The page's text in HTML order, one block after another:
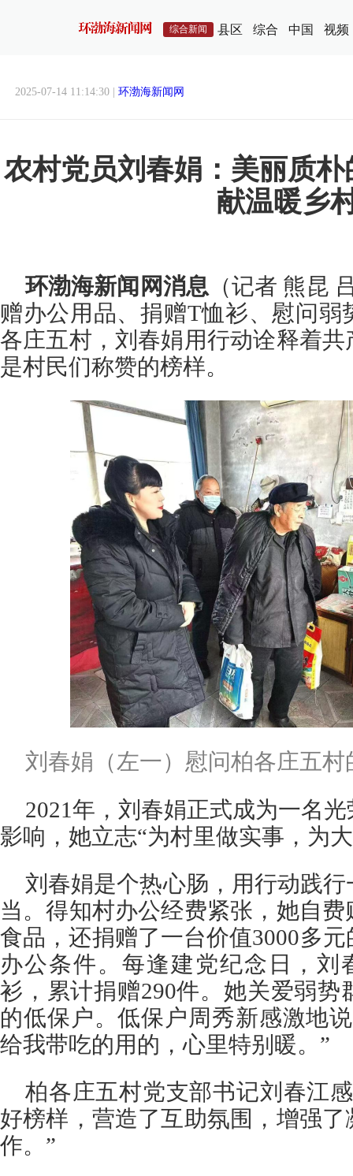
综合新闻 县区 综合 中国 视频
2025-07-14 11:14:30 | 环渤海新闻网
农村党员刘春娟：美丽质
献温暖乡
环渤海新闻网消息 （记者 熊昆
赠办公用品、捐赠T恤衫、慰问
各庄五村，刘春娟用行动诠释着
是村民们称赞的榜样。
刘春娟（左一）慰问柏各庄五村
2021年，刘春娟正式成为一名
影响，她立志“为村里做实事，为
刘春娟是个热心肠，用行动践
当。得知村办公经费紧张，她自
食品，还捐赠了一台价值3000多
办公条件。每逢建党纪念日，刘
衫，累计捐赠290件。她关爱弱势
的低保户。低保户周秀新感激地
给我带吃的用的，心里特别暖。”
柏各庄五村党支部书记刘春江
好榜样，营造了互助氛围，增强
作。”